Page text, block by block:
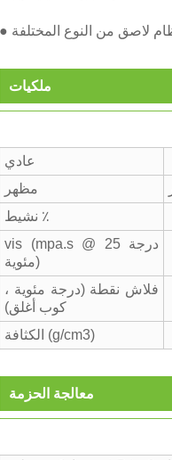
ملكيات
عادي
مظهر
نشيط ٪
vis (mpa.s @ 25 درجة
مئوية)
فلاش نقطة (درجة مئوية ،
كوب أغلق)
الكثافة (g/cm3)
معالجة الحزمة